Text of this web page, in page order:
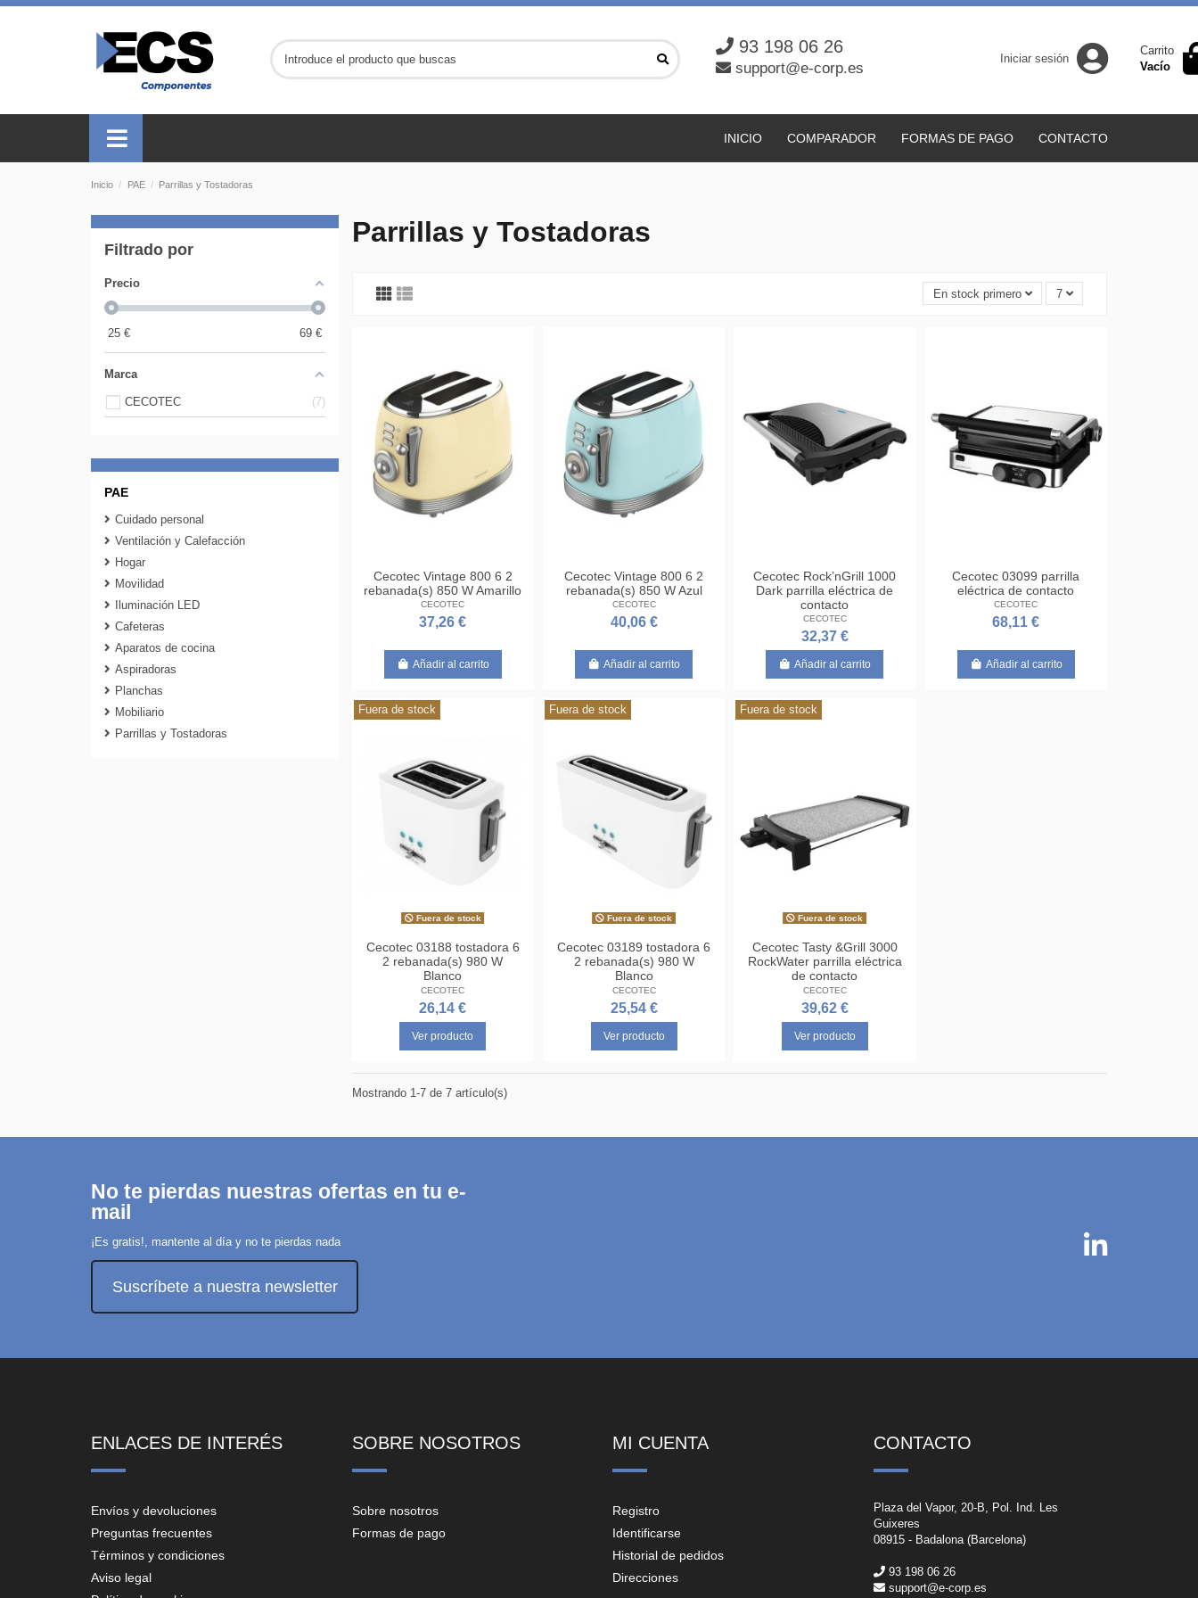
93 198 06 26
support@e-corp.es
Iniciar sesión
Carrito
Vacío
CONTACTO
FORMAS DE PAGO
COMPARADOR
INICIO
Inicio PAE Parrillas y Tostadoras
Parrillas y Tostadoras
En stock primero 7
Cecotec Vintage 800 6 2
rebanada(s) 850 W Amarillo
CECOTEC
37,26 €
Añadir al carrito
Cecotec Vintage 800 6 2
rebanada(s) 850 W Azul
CECOTEC
40,06 €
Añadir al carrito
Cecotec Rock’nGrill 1000
Dark parrilla eléctrica de
contacto
CECOTEC
32,37 €
Añadir al carrito
Cecotec 03099 parrilla
eléctrica de contacto
CECOTEC
68,11 €
Añadir al carrito
Fuera de stock
Fuera de stock
Cecotec 03188 tostadora 6
2 rebanada(s) 980 W
Blanco
CECOTEC
26,14 €
Ver producto
Fuera de stock
Fuera de stock
Cecotec 03189 tostadora 6
2 rebanada(s) 980 W
Blanco
CECOTEC
25,54 €
Ver producto
Fuera de stock
Fuera de stock
Cecotec Tasty &Grill 3000
RockWater parrilla eléctrica
de contacto
CECOTEC
39,62 €
Ver producto
Mostrando 1-7 de 7 artículo(s)
Filtrado por
Precio
25 € 69€
Marca
CECOTEC 7
PAE
Cuidado personal
Ventilación y Calefacción
Hogar
Movilidad
Iluminación LED
Cafeteras
Aparatos de cocina
Aspiradoras
Planchas
Mobiliario
Parrillas y Tostadoras
No te pierdas nuestras ofertas en tu e-
mail
¡Es gratis!, mantente al día y no te pierdas nada
Suscríbete a nuestra newsletter
ENLACES DE INTERÉS
Envíos y devoluciones
Preguntas frecuentes
Términos y condiciones
Aviso legal
SOBRE NOSOTROS
Sobre nosotros
Formas de pago
MI CUENTA
Registro
Identificarse
Historial de pedidos
Direcciones
CONTACTO
Plaza del Vapor, 20-B, Pol. Ind. Les
Guixeres
08915 - Badalona (Barcelona)
93 198 06 26
support@e-corp.es